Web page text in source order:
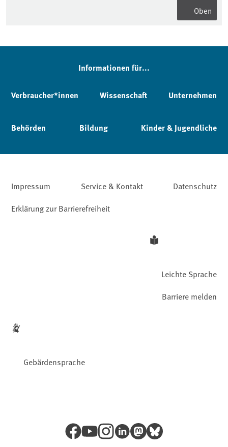
Oben
Informationen für...
Verbraucher*innen Wissenschaft Unternehmen
Behörden Bildung Kinder & Jugendliche
Impressum Service & Kontakt
Datenschutz
Erklärung zur Barrierefreiheit
Leichte Sprache
Gebärdensprache
Barriere melden